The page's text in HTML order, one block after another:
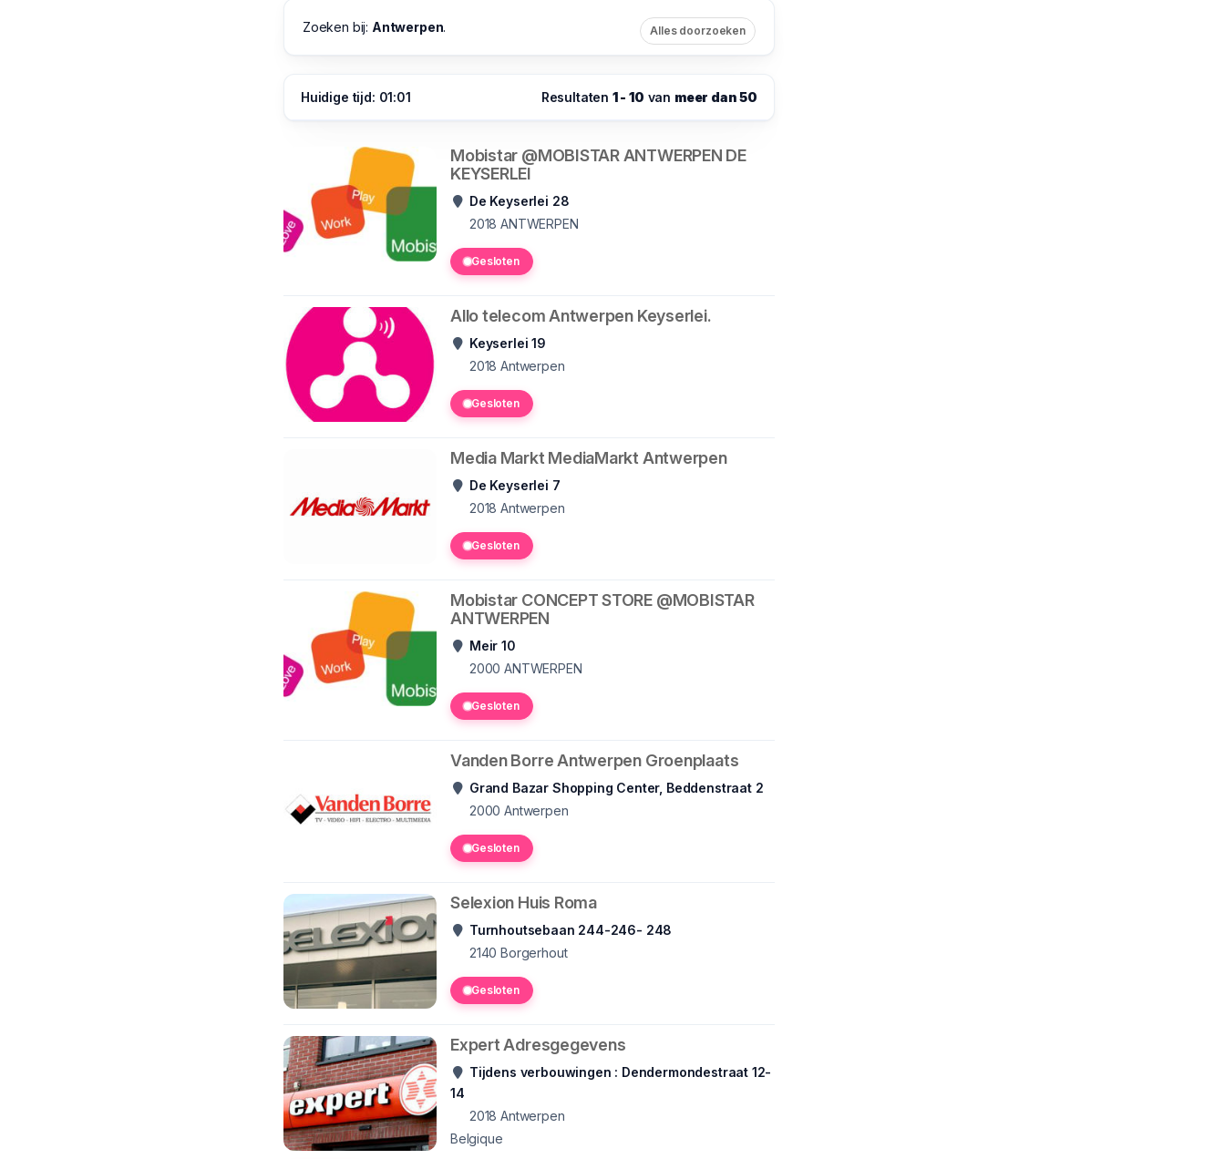
Zoeken bij: Antwerpen. Alles doorzoeken
Huidige tijd: 01:01 Resultaten 1 - 10 van meer dan 50
Mobistar @MOBISTAR ANTWERPEN DE
KEYSERLEI
De Keyserlei 28
2018 ANTWERPEN
Gesloten
Allo telecom Antwerpen Keyserlei.
Keyserlei 19
2018 Antwerpen
Gesloten
Media Markt MediaMarkt Antwerpen
De Keyserlei 7
2018 Antwerpen
Gesloten
Mobistar CONCEPT STORE @MOBISTAR
ANTWERPEN
Meir 10
2000 ANTWERPEN
Gesloten
Vanden Borre Antwerpen Groenplaats
Grand Bazar Shopping Center, Beddenstraat 2
2000 Antwerpen
Gesloten
Selexion Huis Roma
Turnhoutsebaan 244-246- 248
2140 Borgerhout
Gesloten
Expert Adresgegevens
Tijdens verbouwingen : Dendermondestraat 12-
14
2018 Antwerpen
Belgique